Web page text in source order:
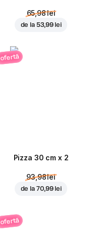
65,98 lei
de la 53,99 lei
ofertă
Pizza 30 cm x 2
93,98 lei
de la 70,99 lei
ofertă